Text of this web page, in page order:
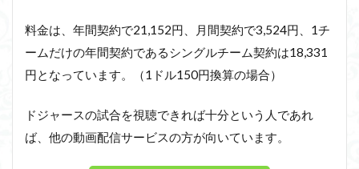
料金は、年間契約で21,152円、月間契約で3,524円、1チ
ームだけの年間契約であるシングルチーム契約は18,331
円となっています。（1ドル150円換算の場合）
ドジャースの試合を視聴できれば十分という人であれ
ば、他の動画配信サービスの方が向いています。